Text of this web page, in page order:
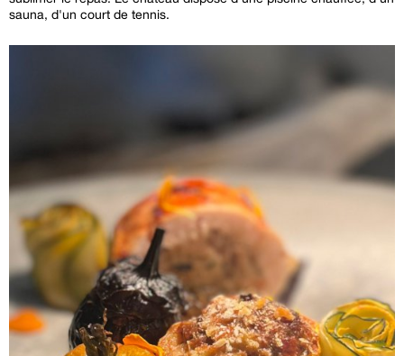
sauna, d'un court de tennis.